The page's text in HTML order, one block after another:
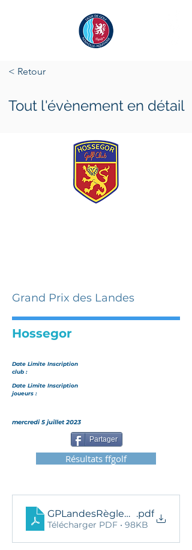
< Retour
Tout l'évènement en détail
Grand Prix des Landes
Hossegor
Date Limite Inscription
club :
Date Limite Inscription
joueurs :
mercredi 5 juillet 2023
Partager
Résultats ffgolf
.pdf
Télécharger PDF • 98KB